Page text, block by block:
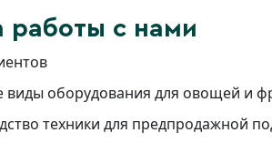
работы с нами
оборудования для овощей и
техники для предпродажной